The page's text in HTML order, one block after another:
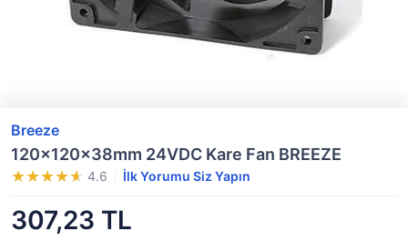
Breeze
120x120x38mm 24VDC Kare Fan BREEZE
4.6 İlk Yorumu Siz Yapın
307,23 TL